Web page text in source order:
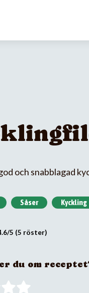
och snabblagad
Såser Kyckling
du om